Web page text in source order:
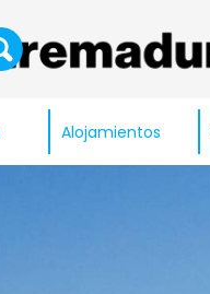
Alojamientos